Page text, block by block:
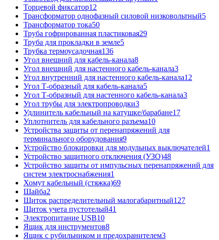
Торцевой фиксатор12
Трансформатор однофазный силовой низковольтный5
Трансформатор тока50
Труба гофрированная пластиковая29
Труба для прокладки в земле5
Трубка термоусадочная136
Угол внешний для кабель-канала8
Угол внешний для настенного кабель-канала3
Угол внутренний для настенного кабель-канала12
Угол Т-образный для кабель-канала5
Угол Т-образный для настенного кабель-канала3
Угол трубы для электропроводки3
Удлинитель кабельный на катушке/барабане17
Уплотнитель для кабельного разъема10
Устройства защиты от перенапряжений для
терминального оборудования9
Устройство блокировки для модульных выключателей1
Устройство защитного отключения (УЗО)48
Устройство защиты от импульсных перенапряжений для
систем электроснабжения1
Хомут кабельный (стяжка)69
Шайба2
Щиток распределительный малогабаритный127
Щиток учета пустотелый41
Электропитание USB10
Ящик для инструментов8
Ящик с рубильником и предохранителем3